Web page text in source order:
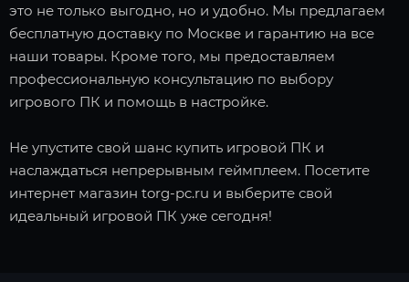
это не только выгодно, но и удобно. Мы предлагаем
бесплатную доставку по Москве и гарантию на все
наши товары. Кроме того, мы предоставляем
профессиональную консультацию по выбору
игрового ПК и помощь в настройке.
Не упустите свой шанс купить игровой ПК и
наслаждаться непрерывным геймплеем. Посетите
интернет магазин torg-pc.ru и выберите свой
идеальный игровой ПК уже сегодня!